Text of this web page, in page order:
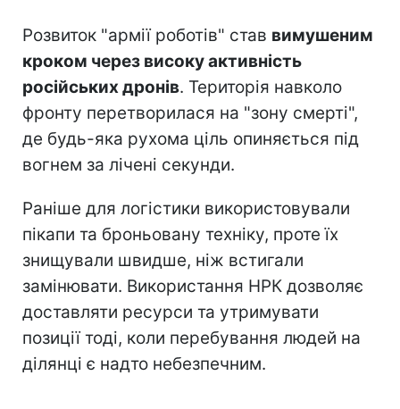
Розвиток "армії роботів" став вимушеним
кроком через високу активність
російських дронів. Територія навколо
фронту перетворилася на "зону смерті",
де будь-яка рухома ціль опиняється під
вогнем за лічені секунди.
Раніше для логістики використовували
пікапи та броньовану техніку, проте їх
знищували швидше, ніж встигали
замінювати. Використання НРК дозволяє
доставляти ресурси та утримувати
позиції тоді, коли перебування людей на
ділянці є надто небезпечним.